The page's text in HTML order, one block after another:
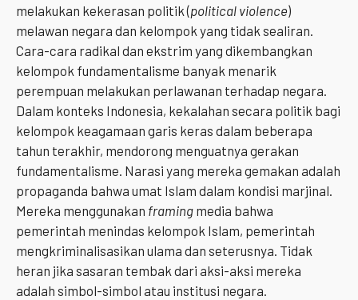
melakukan kekerasan politik (political violence)
melawan negara dan kelompok yang tidak sealiran.
Cara-cara radikal dan ekstrim yang dikembangkan
kelompok fundamentalisme banyak menarik
perempuan melakukan perlawanan terhadap negara.
Dalam konteks Indonesia, kekalahan secara politik bagi
kelompok keagamaan garis keras dalam beberapa
tahun terakhir, mendorong menguatnya gerakan
fundamentalisme. Narasi yang mereka gemakan adalah
propaganda bahwa umat Islam dalam kondisi marjinal.
Mereka menggunakan framing media bahwa
pemerintah menindas kelompok Islam, pemerintah
mengkriminalisasikan ulama dan seterusnya. Tidak
heran jika sasaran tembak dari aksi-aksi mereka
adalah simbol-simbol atau institusi negara.